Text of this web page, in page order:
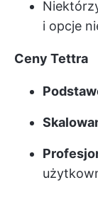
i opcje
Ceny Tettra